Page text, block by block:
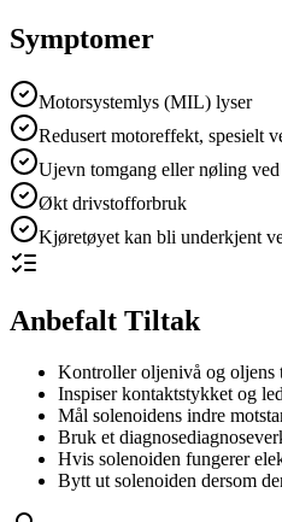
Symptomer
Motorsystemlys (MIL) lyser
Redusert motoreffekt, spesielt
Ujevn tomgang eller nøling ved
Økt drivstofforbruk
Kjøretøyet kan bli underkjent
Anbefalt Tiltak
Kontroller oljenivå og oljens
Inspiser kontaktstykket og
Mål solenoidens indre
Bruk et
Hvis solenoiden fungerer
Bytt ut solenoiden dersom